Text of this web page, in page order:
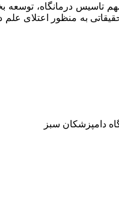
در سال ۱۳۹۷ افتتاح گردید . از
به منظور اعتلای
دامپزشکان سبز